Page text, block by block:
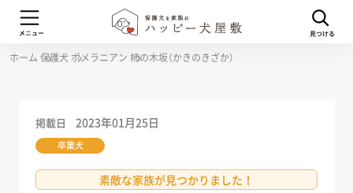
ホーム 保護犬 ポメラニアン 柿の木坂（かきのきざか）
掲載日 2023年01月25日
卒業犬
素敵な家族が見つかりました！